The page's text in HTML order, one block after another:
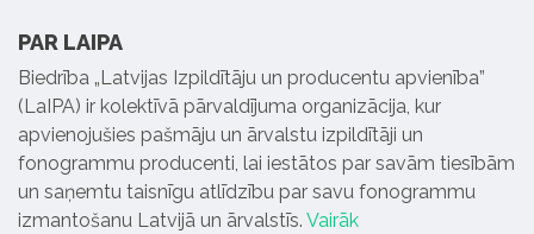
PAR LAIPA
Biedrība „Latvijas Izpildītāju un producentu apvienība”
(LaIPA) ir kolektīvā pārvaldījuma organizācija, kur
apvienojušies pašmāju un ārvalstu izpildītāji un
fonogrammu producenti, lai iestātos par savām tiesībām
un saņemtu taisnīgu atlīdzību par savu fonogrammu
izmantošanu Latvijā un ārvalstīs. Vairāk